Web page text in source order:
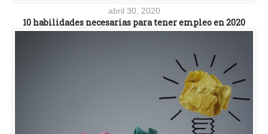
abril 30, 2020
10 habilidades necesarias para tener empleo en 2020